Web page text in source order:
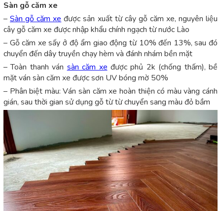
Sàn gỗ căm xe
–Sàn gỗ căm xe được sản xuất từ cây gỗ căm xe, nguyên liệu
cây gỗ căm xe được nhập khẩu chính ngạch từ nước Lào
– Gỗ căm xe sấy ở độ ẩm giao động từ 10% đến 13%, sau đó
chuyển đến dây truyền chạy hèm và đánh nhám bền mặt
– Toàn thanh ván sàn căm xe được phủ 2k (chống thấm), bề
mặt ván sàn căm xe được sơn UV bóng mờ 50%
– Phân biệt màu: Ván sàn căm xe hoàn thiện có màu vàng cánh
gián, sau thời gian sử dụng gỗ từ từ chuyển sang màu đỏ bầm